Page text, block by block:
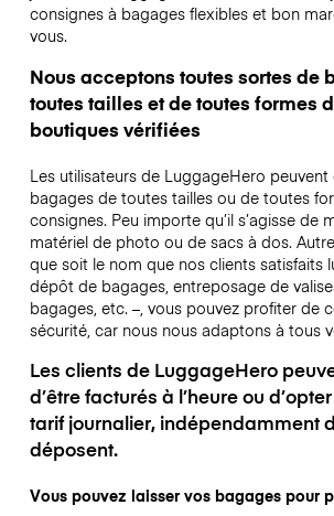
consignes à bagages flexibles et bon
vous.
Nous acceptons toutes sortes de
toutes tailles et de toutes formes
boutiques vérifiées
Les utilisateurs de LuggageHero
bagages de toutes tailles ou de toutes
consignes. Peu importe qu’il s’agisse de
matériel de photo ou de sacs à dos.
que soit le nom que nos clients satisfaits
dépôt de bagages, entreposage de
bagages, etc. –, vous pouvez profiter de
sécurité, car nous nous adaptons à tous
Les clients de LuggageHero
d’être facturés à l’heure ou
tarif journalier, indépendamment
déposent.
Vous pouvez laisser vos bagages pour